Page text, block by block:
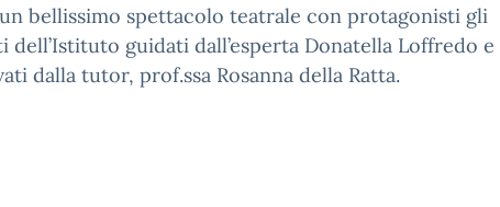
bellissimo spettacolo teatrale con protagonisti gli
dell’Istituto guidati dall’esperta Donatella Loffredo e
dalla tutor, prof.ssa Rosanna della Ratta.